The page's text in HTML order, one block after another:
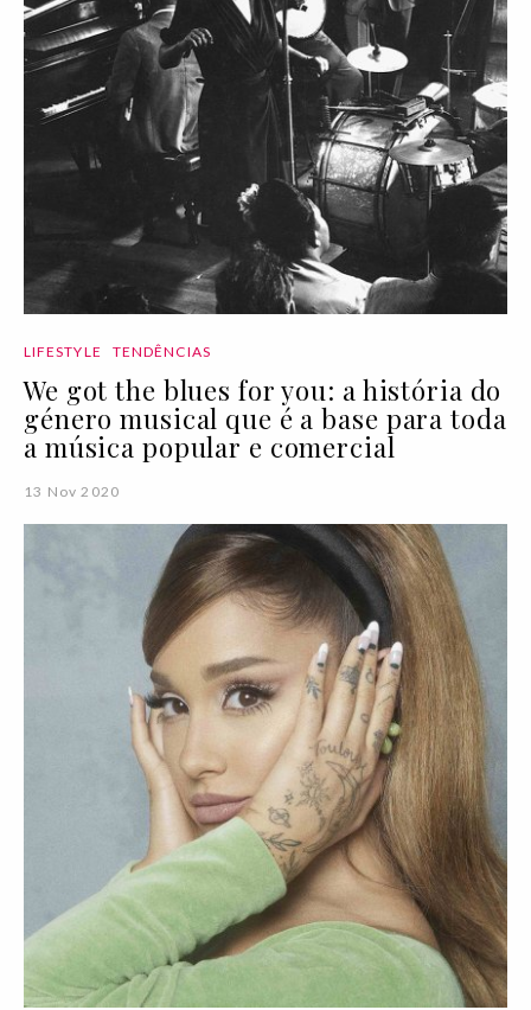
LIFESTYLE TENDÊNCIAS
We got the blues for you: a história do
género musical que é a base para toda
a música popular e comercial
13 Nov 2020